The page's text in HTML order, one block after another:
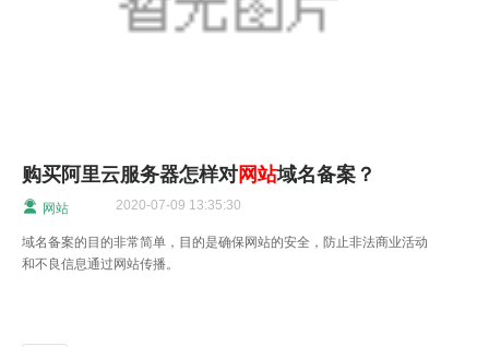
购买阿里云服务器怎样对网站域名备案？
网站 2020-07-09 13:35:30
域名备案的目的非常简单，目的是确保网站的安全，防止非法商业活动
和不良信息通过网站传播。